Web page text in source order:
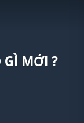
GÌ MỚI ?